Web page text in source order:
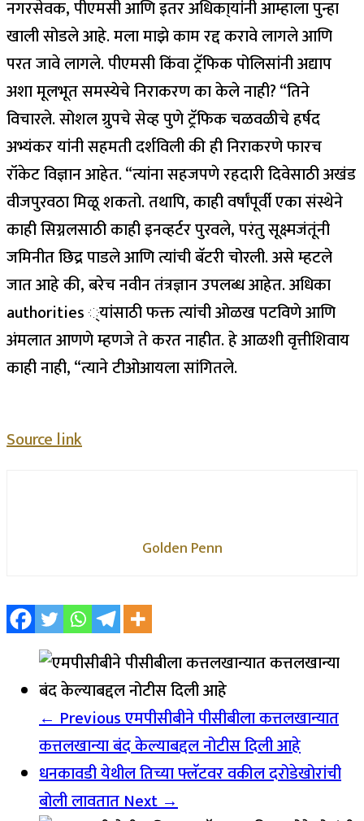
नगरसेवक, पीएमसी आणि इतर अधिका्यांनी आम्हाला पुन्हा
खाली सोडले आहे.मला माझे काम रद्द करावे लागले आणि
परत जावे लागले. पीएमसी किंवा ट्रॅफिक पोलिसांनी अद्याप
अशा मूलभूत समस्येचे निराकरण का केले नाही? “तिने
विचारले.सोशल ग्रुपचे सेव्ह पुणे ट्रॅफिक चळवळीचे हर्षद
अभ्यंकर यांनी सहमती दर्शविली की ही निराकरणे फारच
रॉकेट विज्ञान आहेत. “त्यांना सहजपणे रहदारी दिवेसाठी अखंड
वीजपुरवठा मिळू शकतो. तथापि, काही वर्षांपूर्वी एका संस्थेने
काही सिग्नलसाठी काही इनव्हर्टर पुरवले, परंतु सूक्ष्मजंतूंनी
जमिनीत छिद्र पाडले आणि त्यांची बॅटरी चोरली. असे म्हटले
जात आहे की, बरेच नवीन तंत्रज्ञान उपलब्ध आहेत. अधिका
authorities ्यांसाठी फक्त त्यांची ओळख पटविणे आणि
अंमलात आणणे म्हणजे ते करत नाहीत.हे आळशी वृत्तीशिवाय
काही नाही, “त्याने टीओआयला सांगितले.
Source link
Golden Penn
← Previousएमपीसीबीने पीसीबीला कत्तलखान्यात
कत्तलखान्या बंद केल्याबद्दल नोटीस दिली आहे
धनकावडी येथील तिच्या फ्लॅटवर वकील दरोडेखोरांची
बोली लावतातNext →